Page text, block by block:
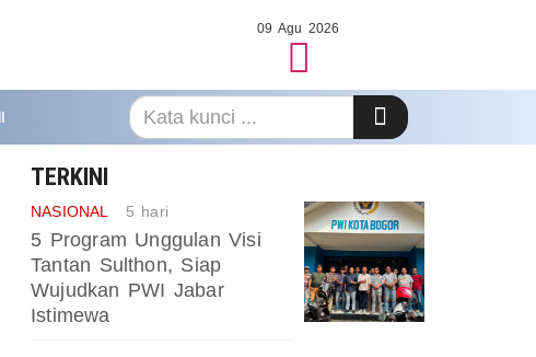
09 Agu 2026
TERKINI
NASIONAL 5 hari
5 Program Unggulan Visi
Tantan Sulthon, Siap
Wujudkan PWI Jabar
Istimewa